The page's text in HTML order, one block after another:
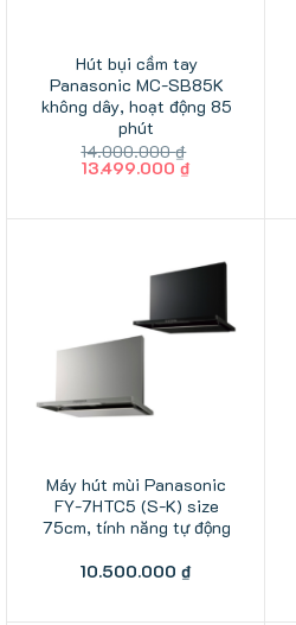
Hút bụi cầm tay
Panasonic MC-SB85K
không dây, hoạt động 85
phút
14.000.000₫
Giá
14.000.000 ₫.
13.499.000₫
là:
Máy hút mùi Panasonic
FY-7HTC5 (S-K) size
75cm, tính năng tự động
10.500.000 ₫